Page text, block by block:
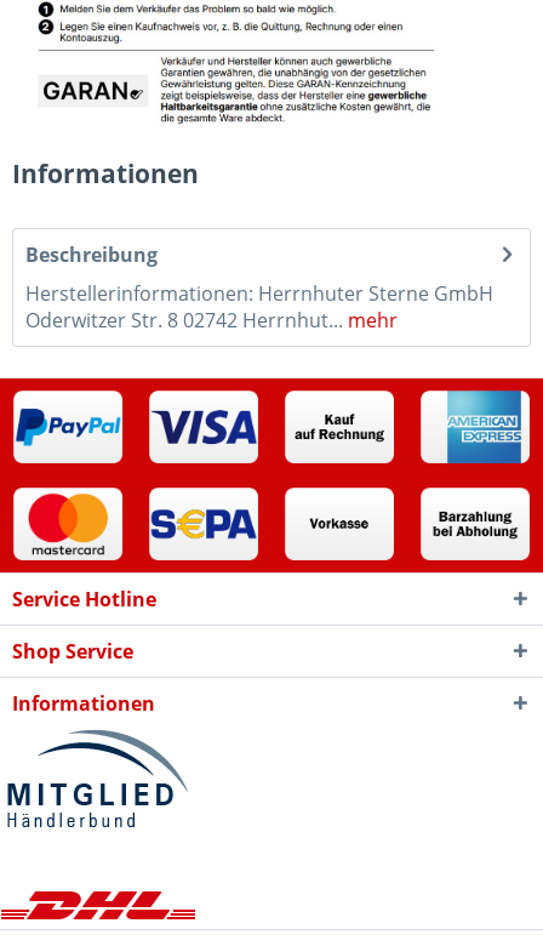
Informationen
Beschreibung
Herstellerinformationen: Herrnhuter Sterne GmbH
Oderwitzer Str. 8 02742 Herrnhut... mehr
Service Hotline
Shop Service
Informationen